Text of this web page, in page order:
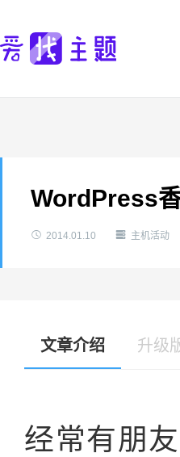
WordPress
 2014.01.10  主机活动
文章介绍 升级
经常有朋